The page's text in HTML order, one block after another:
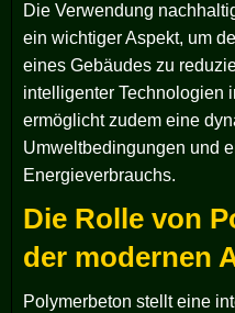
Die Verwendung
ein wichtiger Aspekt, um
eines Gebäudes zu
intelligenter Technologien
ermöglicht zudem eine
Umweltbedingungen und
Energieverbrauchs.
Die Rolle von
der modernen
Polymerbeton stellt eine